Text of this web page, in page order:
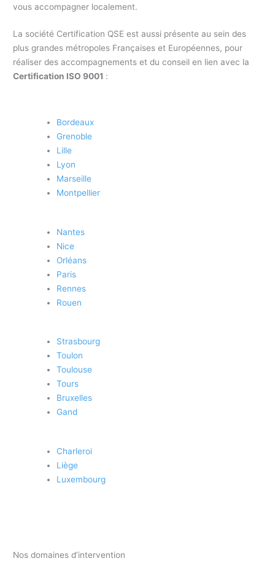
vous accompagner localement.
La société Certification QSE est aussi présente au sein des
plus grandes métropoles Françaises et Européennes, pour
réaliser des accompagnements et du conseil en lien avec la
Certification ISO 9001 :
Bordeaux
Grenoble
Lille
Lyon
Marseille
Montpellier
Nantes
Nice
Orléans
Paris
Rennes
Rouen
Strasbourg
Toulon
Toulouse
Tours
Bruxelles
Gand
Charleroi
Liège
Luxembourg
Nos domaines d’intervention